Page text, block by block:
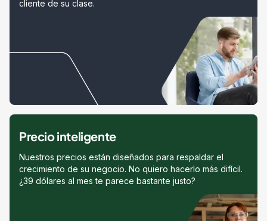
cliente de su clase.
Precio inteligente
Nuestros precios están diseñados para respaldar el
crecimiento de su negocio. No quiero hacerlo más difícil.
¿39 dólares al mes te parece bastante justo?